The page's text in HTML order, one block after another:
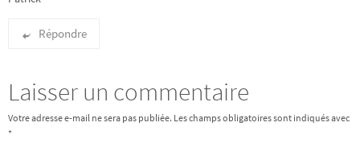
Répondre
Laisser un commentaire
Votre adresse e-mail ne sera pas publiée. Les champs obligatoires sont indiqués avec
*